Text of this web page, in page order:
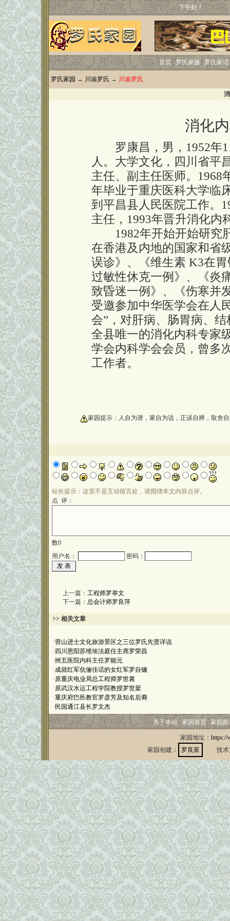
下午好！
首页 罗氏家族 罗氏家话
罗氏家园 → 川渝罗氏 → 川渝罗氏
消化
罗康昌，男，1952年
人。大学文化，四川省平
主任、副主任医师。1968
年毕业于重庆医科大学临
到平昌县人民医院工作。
主任，1993年晋升消化内
1982年开始开始研究
在香港及内地的国家和省
误诊》、《维生素 K3在
过敏性休克一例》、《炎
致昏迷一例》、《伤寒并
受邀参加中华医学会在人
会”，对肝病、肠胃病、
全县唯一的消化内科专家
学会内科学会会员，曾多
工作者。
家园提示：人自为谱，家自为说，正误自辨，取舍
站长提示：这里不是互动留言处，请围绕本文内容点评。
点 评：
数0
用户名：
密码：
上一篇： 工程师罗举文
下一篇： 总会计师罗良萍
>> 相关文章
·营山进士文化旅游景区之三位罗氏先贤详说
· 四川恩阳苏维埃法庭任主席罗荣昌
·卌五医院内科主任罗能元
·成就红军伉俪佳话的女红军罗自镛
·原重庆电业局总工程师罗世襄
·原武汉水运工程学院教授罗世棻
·重庆府巴邑教官罗彦芳及知名后裔
· 民国通江县长罗文杰
关于本站 家园首页 家园
家园地址： https://
家园创建：
罗良富 技术